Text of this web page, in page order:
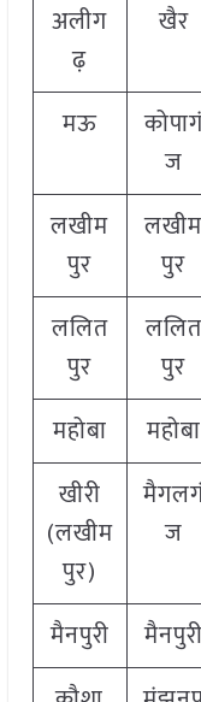
अलीग
ढ़
खैर
मऊ
ज
लखीम
पुर
लखीम
पुर
ललित
पुर
ललित
पुर
महोबा महोबा
खीरी
(लखीम
पुर)
ज
मैनपुरी मैनपुरी